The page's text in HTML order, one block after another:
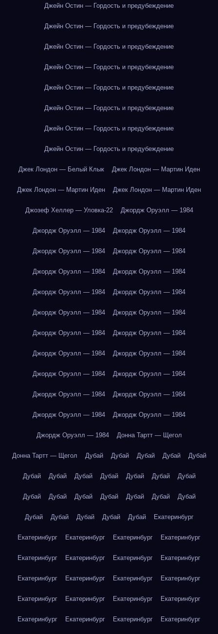
Джейн Остин — Гордость и предубеждение
Джейн Остин — Гордость и предубеждение
Джейн Остин — Гордость и предубеждение
Джейн Остин — Гордость и предубеждение
Джейн Остин — Гордость и предубеждение
Джейн Остин — Гордость и предубеждение
Джейн Остин — Гордость и предубеждение
Джейн Остин — Гордость и предубеждение
Джек Лондон — Белый Клык Джек Лондон — Мартин Иден
Джек Лондон — Мартин Иден Джек Лондон — Мартин Иден
Джозеф Хеллер — Уловка-22 Джордж Оруэлл — 1984
Джордж Оруэлл — 1984 Джордж Оруэлл — 1984
Джордж Оруэлл — 1984 Джордж Оруэлл — 1984
Джордж Оруэлл — 1984 Джордж Оруэлл — 1984
Джордж Оруэлл — 1984 Джордж Оруэлл — 1984
Джордж Оруэлл — 1984 Джордж Оруэлл — 1984
Джордж Оруэлл — 1984 Джордж Оруэлл — 1984
Джордж Оруэлл — 1984 Джордж Оруэлл — 1984
Джордж Оруэлл — 1984 Джордж Оруэлл — 1984
Джордж Оруэлл — 1984 Джордж Оруэлл — 1984
Джордж Оруэлл — 1984 Джордж Оруэлл — 1984
Джордж Оруэлл — 1984 Донна Тартт — Щегол
Донна Тартт — Щегол Дубай Дубай Дубай Дубай Дубай
Дубай Дубай Дубай Дубай Дубай Дубай Дубай
Дубай Дубай Дубай Дубай Дубай Дубай Дубай
Дубай Дубай Дубай Дубай Дубай Екатеринбург
Екатеринбург Екатеринбург Екатеринбург Екатеринбург
Екатеринбург Екатеринбург Екатеринбург Екатеринбург
Екатеринбург Екатеринбург Екатеринбург Екатеринбург
Екатеринбург Екатеринбург Екатеринбург Екатеринбург
Екатеринбург Екатеринбург Екатеринбург Екатеринбург